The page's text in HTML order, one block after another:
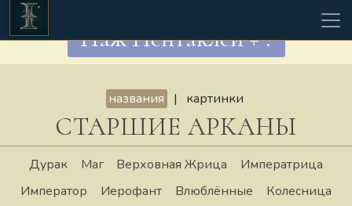
Паж Пентаклей + ?
названия | картинки
СТАРШИЕ АРКАНЫ
Дурак Маг Верховная Жрица
Императрица
Император
Иерофант Влюблённые
Колесница